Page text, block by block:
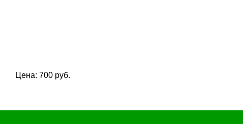
Цена: 700 руб.